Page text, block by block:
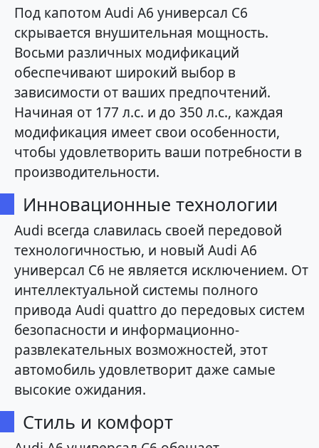
Под капотом Audi A6 универсал C6
скрывается внушительная мощность.
Восьми различных модификаций
обеспечивают широкий выбор в
зависимости от ваших предпочтений.
Начиная от 177 л.с. и до 350 л.с., каждая
модификация имеет свои особенности,
чтобы удовлетворить ваши потребности в
производительности.
Инновационные технологии
Audi всегда славилась своей передовой
технологичностью, и новый Audi A6
универсал C6 не является исключением. От
интеллектуальной системы полного
привода Audi quattro до передовых систем
безопасности и информационно-
развлекательных возможностей, этот
автомобиль удовлетворит даже самые
высокие ожидания.
Стиль и комфорт